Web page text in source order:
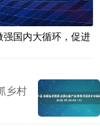
国内大循环，促进
乡村